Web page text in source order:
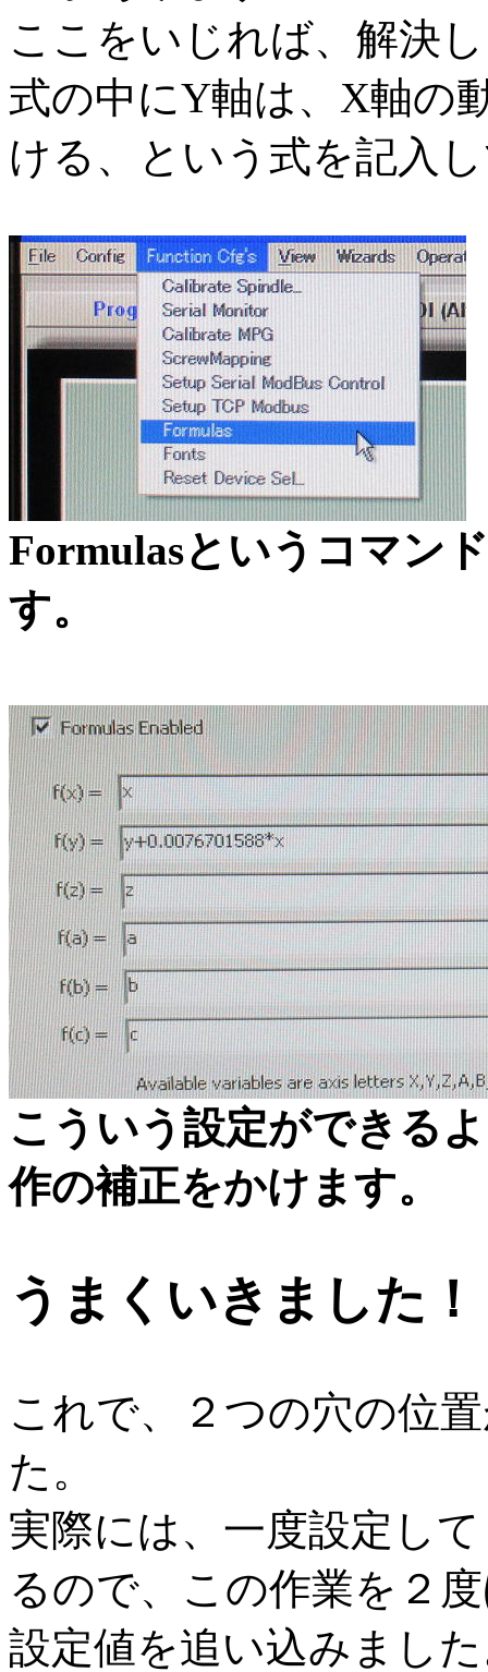
ここをいじれば、解決
式の中にY軸は、X軸の
ける、という式を記入
Formulasというコマン
す。
こういう設定ができる
作の補正をかけます。
うまくいきました！
これで、２つの穴の位
た。
実際には、一度設定し
るので、この作業を２
設定値を追い込みまし